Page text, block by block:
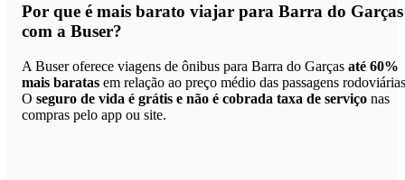
Por que é mais barato viajar para Barra do Garças
com a Buser?
A Buser oferece viagens de ônibus para Barra do Garças até 60%
mais baratas em relação ao preço médio das passagens
O seguro de vida é grátis e não é cobrada taxa de serviço nas
compras pelo app ou site.